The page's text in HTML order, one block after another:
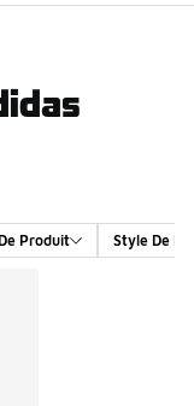
Produit Style De